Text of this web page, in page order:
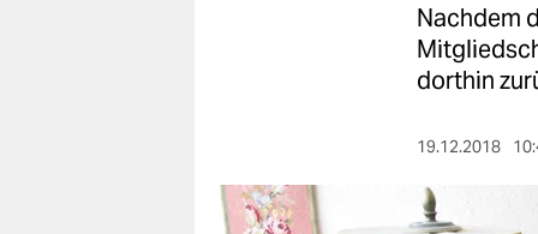
berlin
Nachdem
dorthin
19.12.2018